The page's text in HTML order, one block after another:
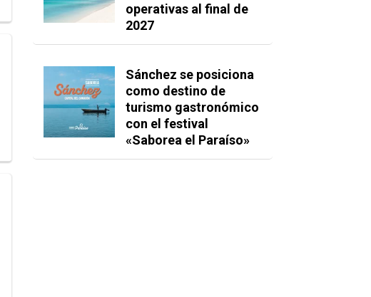
operativas al final de
2027
Sánchez se posiciona
como destino de
turismo gastronómico
con el festival
«Saborea el Paraíso»